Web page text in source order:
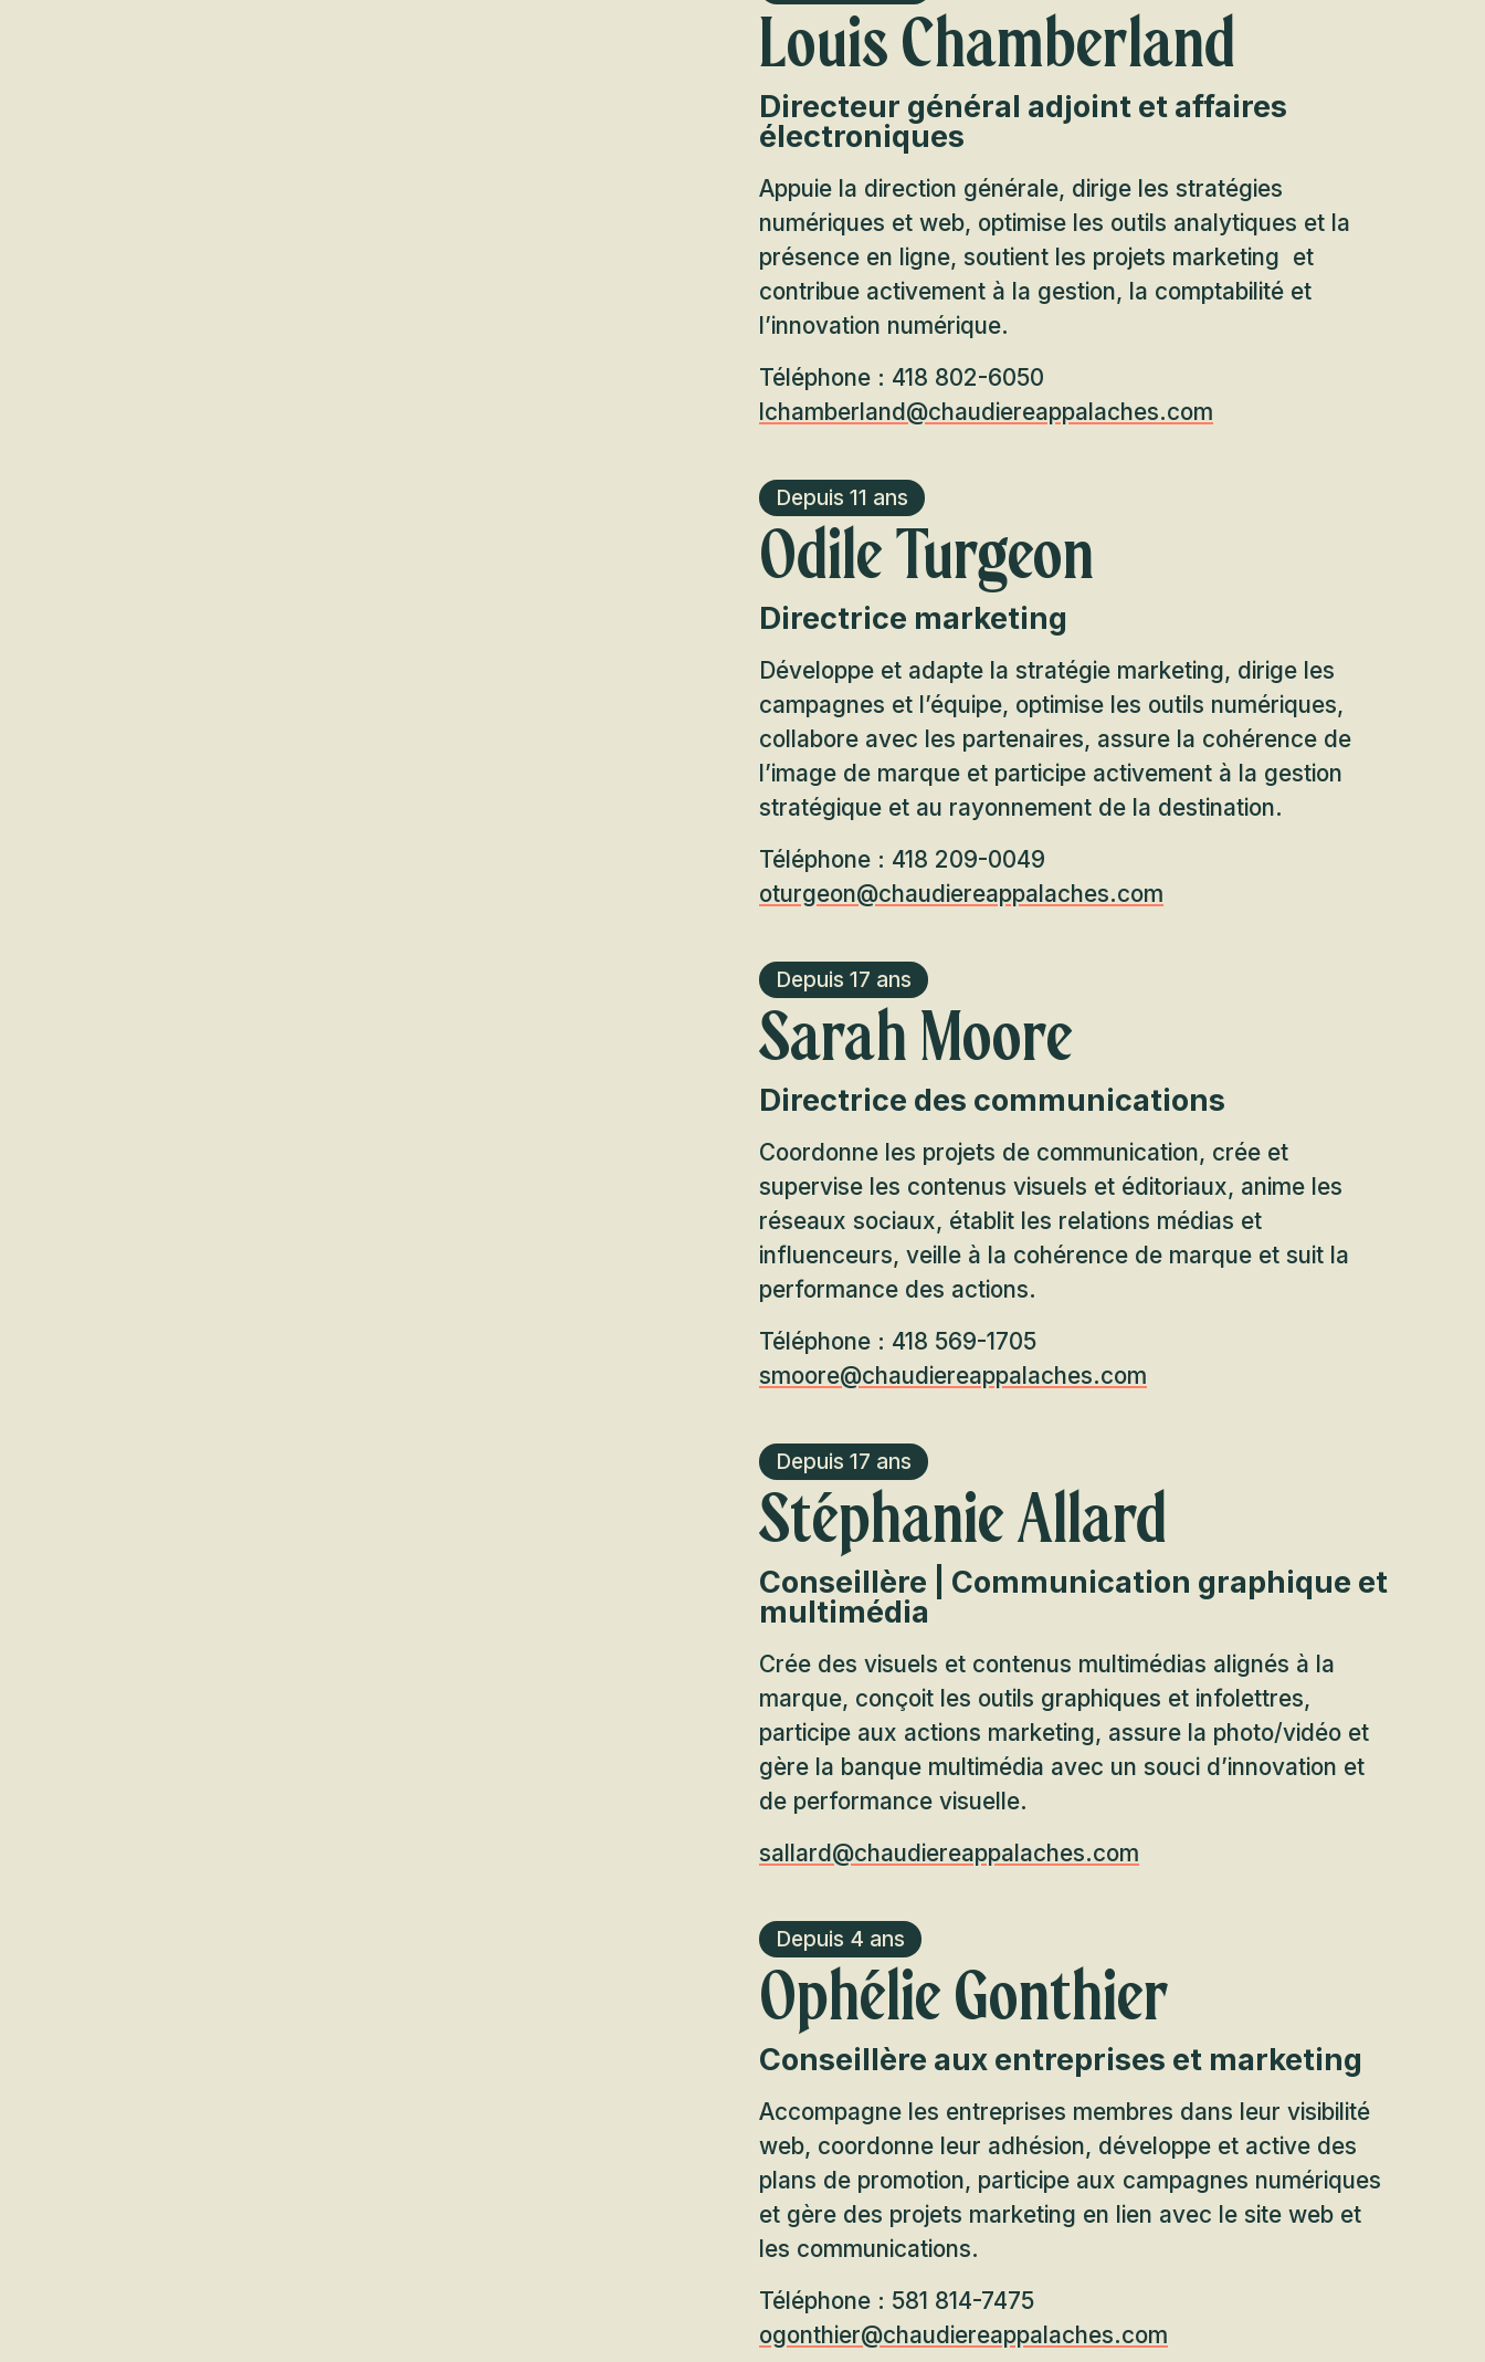
Louis Chamberland
Directeur général adjoint et affaires
électroniques
Appuie la direction générale, dirige les stratégies
numériques et web, optimise les outils analytiques et la
présence en ligne, soutient les projets marketing et
contribue activement à la gestion, la comptabilité et
l’innovation numérique.
Téléphone : 418 802-6050
lchamberland@chaudiereappalaches.com
Depuis 11 ans
Odile Turgeon
Directrice marketing
Développe et adapte la stratégie marketing, dirige les
campagnes et l’équipe, optimise les outils numériques,
collabore avec les partenaires, assure la cohérence de
l’image de marque et participe activement à la gestion
stratégique et au rayonnement de la destination.
Téléphone : 418 209-0049
oturgeon@chaudiereappalaches.com
Depuis 17 ans
Sarah Moore
Directrice des communications
Coordonne les projets de communication, crée et
supervise les contenus visuels et éditoriaux, anime les
réseaux sociaux, établit les relations médias et
influenceurs, veille à la cohérence de marque et suit la
performance des actions.
Téléphone : 418 569-1705
smoore@chaudiereappalaches.com
Depuis 17 ans
Stéphanie Allard
Conseillère | Communication graphique et
multimédia
Crée des visuels et contenus multimédias alignés à la
marque, conçoit les outils graphiques et infolettres,
participe aux actions marketing, assure la photo/vidéo et
gère la banque multimédia avec un souci d’innovation et
de performance visuelle.
sallard@chaudiereappalaches.com
Depuis 4 ans
Ophélie Gonthier
Conseillère aux entreprises et marketing
Accompagne les entreprises membres dans leur visibilité
web, coordonne leur adhésion, développe et active des
plans de promotion, participe aux campagnes numériques
et gère des projets marketing en lien avec le site web et
les communications.
Téléphone : 581 814-7475
ogonthier@chaudiereappalaches.com